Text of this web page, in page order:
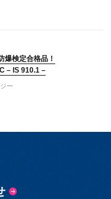
爆検定合格品！
– IS 910.1 –
ー